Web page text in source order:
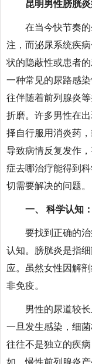
昆明男性膀胱
在当今快节奏
注，而泌尿系统疾
状的隐蔽性或患者
一种常见的尿路感
往伴随着前列腺炎
折磨。许多男性在
择自行服用消炎药
导致病情反复发作
症去哪治疗能得到
切需要解决的问题。
一、 科学认知
要找到正确的
认知。膀胱炎是指
应。虽然女性因解
非免疫。
男性的尿道较
一旦发生感染，细
往往不是独立的疾